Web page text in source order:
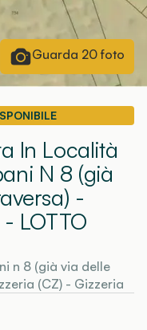
Guarda 20foto
In Località
N 8 (già
-
- LOTTO
n 8 (già via delle
(CZ)- Gizzeria